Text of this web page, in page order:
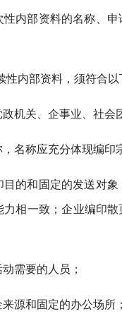
内部资料的名称、
内部资料，须符合以
政机关、企事业、社会
，名称应充分体现编
目的和固定的发送对
相一致；企业编印
需要的人员；
源和固定的办公场所；